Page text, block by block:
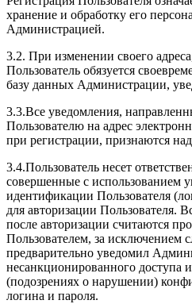
хранение и обработку его
Администрацией.
3.2. При изменении своего
Пользователь обязуется
базу данных Администрации,
3.3.Все уведомления,
Пользователю на адрес
при регистрации, признаются
3.4.Пользователь несет
совершенные с использованием
идентификации Пользователя
для авторизации Пользователя.
после авторизации считаются
Пользователем, за исключением
предварительно уведомил
несанкционированного
(подозрениях о нарушении)
логина и пароля.